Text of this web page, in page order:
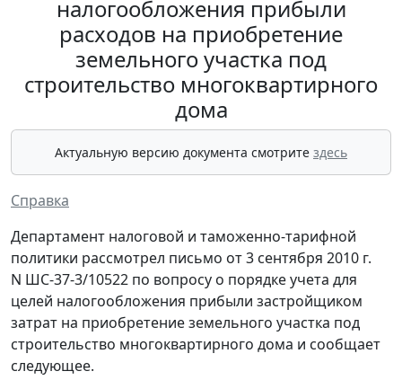
налогообложения прибыли
расходов на приобретение
земельного участка под
строительство многоквартирного
дома
Актуальную версию документа смотрите здесь
Справка
Департамент налоговой и таможенно-тарифной
политики рассмотрел письмо от 3 сентября 2010 г.
N ШС-37-3/10522 по вопросу о порядке учета для
целей налогообложения прибыли застройщиком
затрат на приобретение земельного участка под
строительство многоквартирного дома и сообщает
следующее.